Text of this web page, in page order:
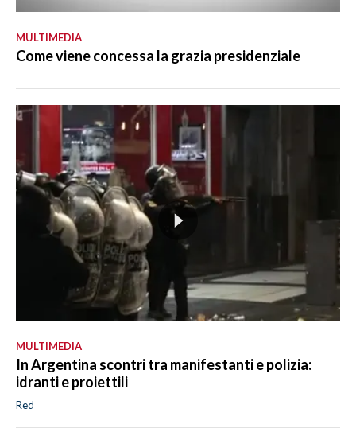
MULTIMEDIA
Come viene concessa la grazia presidenziale
MULTIMEDIA
In Argentina scontri tra manifestanti e polizia:
idranti e proiettili
Red